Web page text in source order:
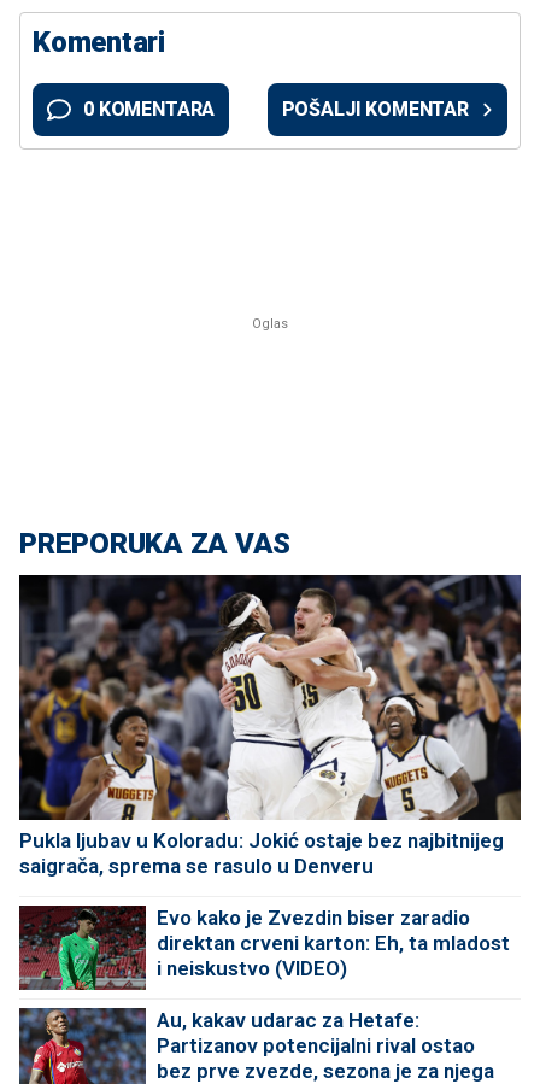
Komentari
0 KOMENTARA POŠALJI KOMENTAR
PREPORUKA ZA VAS
Pukla ljubav u Koloradu: Jokić ostaje bez najbitnijeg
saigrača, sprema se rasulo u Denveru
Evo kako je Zvezdin biser zaradio
direktan crveni karton: Eh, ta mladost
i neiskustvo (VIDEO)
Au, kakav udarac za Hetafe:
Partizanov potencijalni rival ostao
bez prve zvezde, sezona je za njega